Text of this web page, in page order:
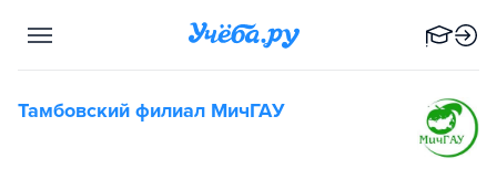
Тамбовский филиал МичГАУ